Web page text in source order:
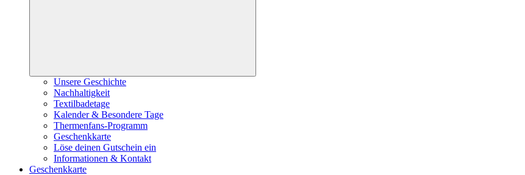
Unsere Geschichte
Nachhaltigkeit
Textilbadetage
Kalender & Besondere Tage
Thermenfans-Programm
Geschenkkarte
Löse deinen Gutschein ein
Informationen & Kontakt
Geschenkkarte